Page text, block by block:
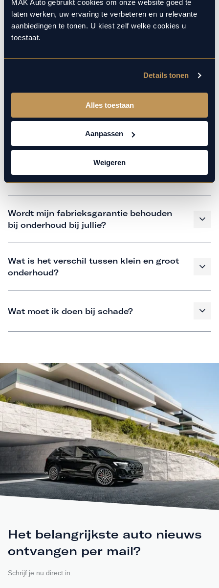
MAK Auto gebruikt cookies om onze website goed te
laten werken, uw ervaring te verbeteren en u relevante
aanbiedingen te tonen. U kiest zelf welke cookies u
toestaat.
Details tonen
Alles toestaan
Aanpassen
Weigeren
verzorgen het onderhoud op hetzelfde niveau als een
merkdealer, met behoud van de fabrieksgarantie. Kom
gerust langs in onze werkplaats voor een APK of een
Hoe weet ik welk onderhoud mijn
auto nodig heeft en wanneer?
Is vervangend vervoer mogelijk?
Wordt mijn fabrieksgarantie behouden
bij onderhoud bij jullie?
Wat is het verschil tussen klein en groot
onderhoud?
Wat moet ik doen bij schade?
Het belangrijkste auto nieuws
ontvangen per mail?
Schrijf je nu direct in.